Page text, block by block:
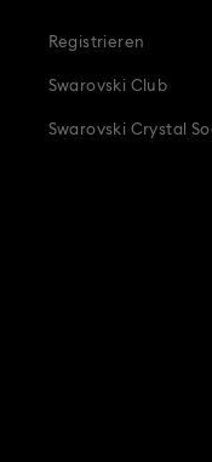
Registrieren
Swarovski Club
Swarovski Crystal